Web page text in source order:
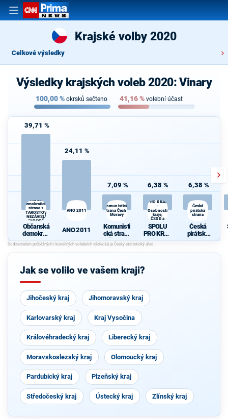
Krajské volby 2020
Celkové výsledky
Výsledky krajských voleb 2020: Vinary
100,00% okrsků sečteno 41,16% volební účast
39,71 %
Občanská
demokratická
strana +
STAROSTOVÉ
A NEZÁVISLÍ a
VÝCHODOČEŠI
Občanská
demokrati
cká strana
+
STAROST
NEZÁVISL
VÝCHODO
ČEŠI
24,11 %
ANO 2011
ANO 2011
7,09 %
Komunistická
strana Čech a
Moravy
Komunisti
cká strana
Čech a
Moravy
6,38 %
PRO KRAJ
-
Osobnosti
kraje,
ČSSD a
SPOLU
PRO KRAJ
Osobnosti
kraje,
6,38 %
Česká
pirátská
strana
Česká
pirátská
strana
Jak se volilo ve vašem kraji?
Jihočeský kraj Jihomoravský kraj
Karlovarský kraj Kraj Vysočina
Královéhradecký kraj Liberecký kraj
Moravskoslezský kraj Olomoucký kraj
Pardubický kraj Plzeňský kraj
Středočeský kraj Ústecký kraj Zlínský kraj